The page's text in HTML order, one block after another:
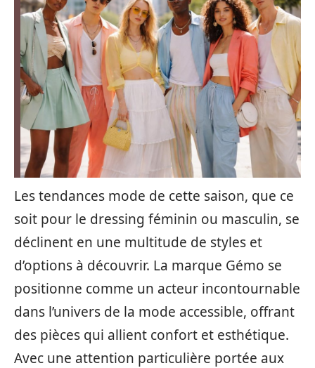
Les tendances mode de cette saison, que ce
soit pour le dressing féminin ou masculin, se
déclinent en une multitude de styles et
d’options à découvrir. La marque Gémo se
positionne comme un acteur incontournable
dans l’univers de la mode accessible, offrant
des pièces qui allient confort et esthétique.
Avec une attention particulière portée aux